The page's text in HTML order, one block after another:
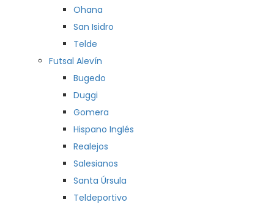
Ohana
San Isidro
Telde
Futsal Alevín
Bugedo
Duggi
Gomera
Hispano Inglés
Realejos
Salesianos
Santa Úrsula
Teldeportivo